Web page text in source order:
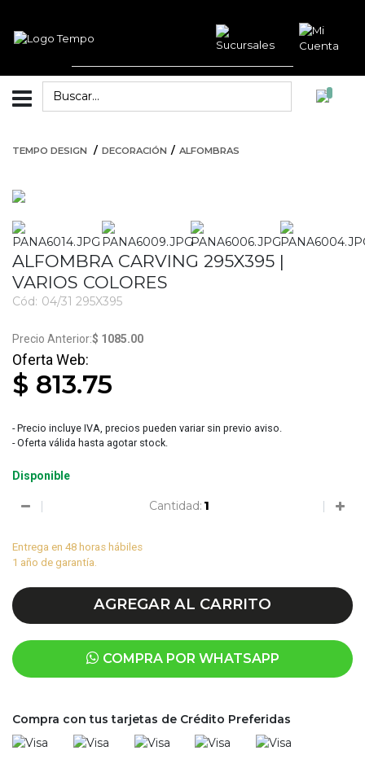
TEMPO DESIGN DECORACIÓN ALFOMBRAS
ALFOMBRA CARVING 295X395 |
VARIOS COLORES
Cód: 04/31 295X395
$ 1085.00
$ 813.75
- Precio incluye IVA, precios pueden variar sin previo aviso.
- Oferta válida hasta agotar stock.
Disponible
Cantidad:
Entrega en 48 horas hábiles
1 año de garantía.
AGREGAR AL CARRITO
COMPRA POR WHATSAPP
Compra con tus tarjetas de Crédito Preferidas